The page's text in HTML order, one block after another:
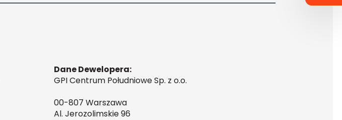
Dane Dewelopera:
GPI Centrum Południowe Sp. z o.o.
00-807 Warszawa
Al. Jerozolimskie 96